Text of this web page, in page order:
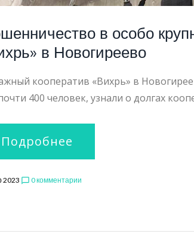
в особо
в Новогиреево
кооператив «Вихрь» в
400 человек, узнали о долгах
Подробнее
2023 chat_bubble_outline 0 комментарии